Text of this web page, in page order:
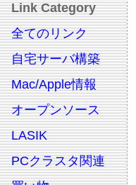
Link Category
全てのリンク
自宅サーバ構築
Mac/Apple情報
オープンソース
LASIK
PCクラスタ関連